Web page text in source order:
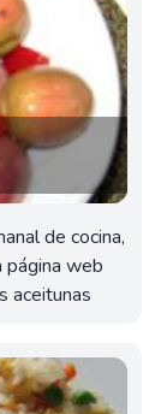
de cocina,
página web
aceitunas